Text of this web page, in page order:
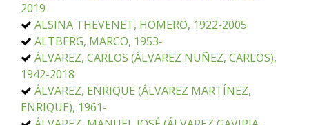
2019
ALSINA THEVENET, HOMERO, 1922-2005
ALTBERG, MARCO, 1953-
ÁLVAREZ, CARLOS (ÁLVAREZ NUÑEZ, CARLOS),
1942-2018
ÁLVAREZ, ENRIQUE (ÁLVAREZ MARTÍNEZ,
ENRIQUE), 1961-